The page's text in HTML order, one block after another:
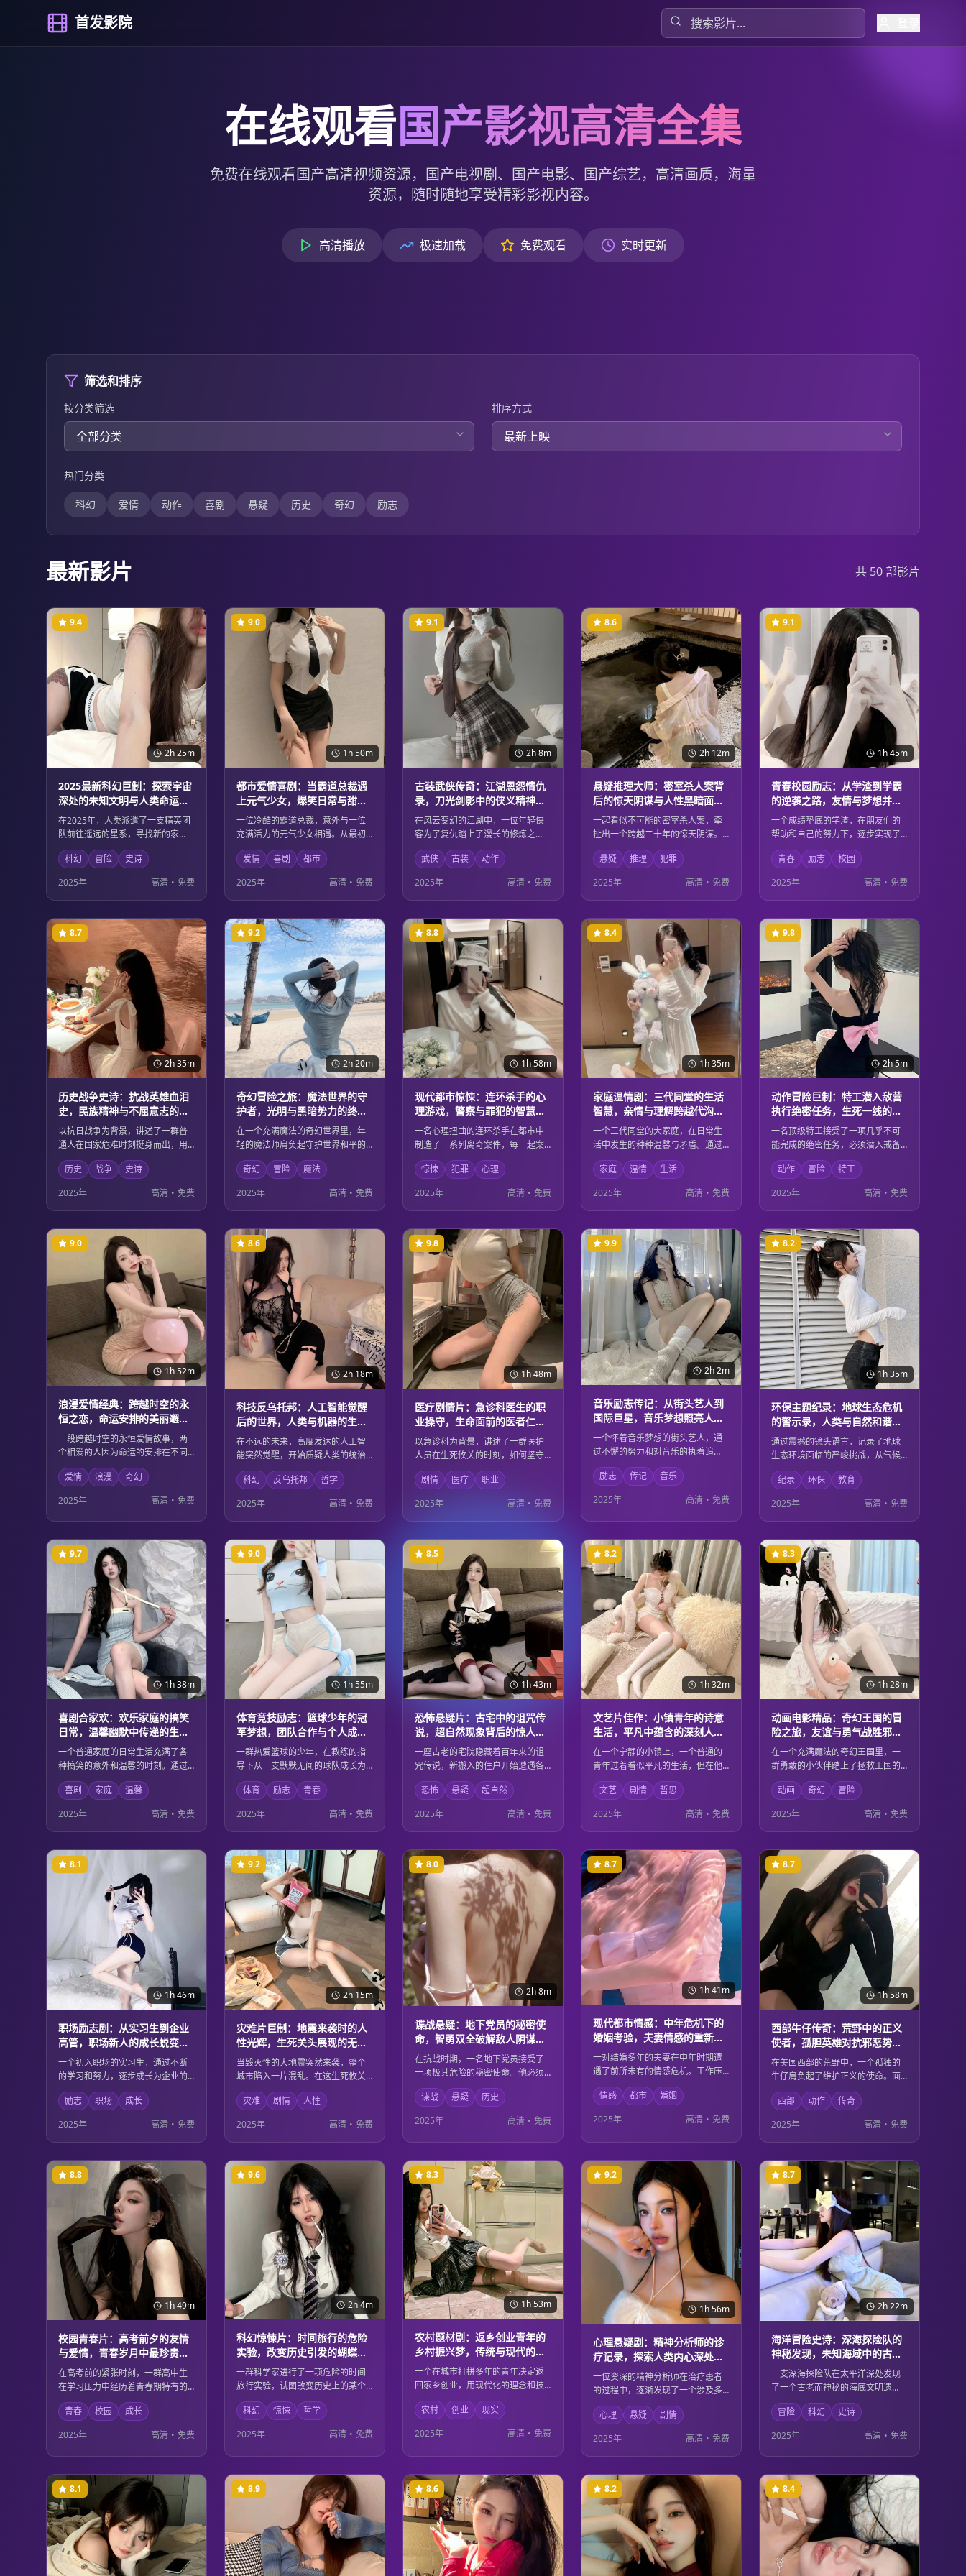
首发影院
在线观看国产影视高清全集
免费在线观看国产高清视频资源，国产电视剧、国产电影、国产综艺，高清画质，海量
资源，随时随地享受精彩影视内容。
高清播放 极速加载 免费观看 实时更新
筛选和排序
按分类筛选 排序方式
热门分类
科幻 爱情 动作 喜剧 悬疑 历史 奇幻 励志
最新影片 共 50部影片
2h 25m
9.4
2025最新科幻巨制：探索宇宙
深处的未知文明与人类命运的
史诗级冒险
在2025年，人类派遣了一支精英团
队前往遥远的星系，寻找新的家
园。他们遭遇了前所未见的智能生
命形式，并卷入了一场关乎宇宙存
亡的宏大冲突。这部影片不仅有震
撼的视觉效果，更深入探讨了科技
伦理与人性光辉的边界。
科幻 冒险
史诗
2025年
高清 • 免费
1h 50m
9.0
都市爱情喜剧：当霸道总裁遇
上元气少女，爆笑日常与甜蜜
邂逅的浪漫故事
一位冷酷的霸道总裁，意外与一位
充满活力的元气少女相遇。从最初
的误解到日渐生情，两人在都市的
喧嚣中上演了一幕幕啼笑皆非又温
馨感人的爱情故事。本片以轻松幽
默的方式展现了现代都市人的情感
困境与成长。
爱情 喜剧
都市
2025年
高清 • 免费
2h 8m
9.1
古装武侠传奇：江湖恩怨情仇
录，刀光剑影中的侠义精神与
家国情怀
在风云变幻的江湖中，一位年轻侠
客为了复仇踏上了漫长的修炼之
路。他在刀光剑影中历练成长，最
终领悟到真正的侠义精神不仅是个
人恩怨，更是对家国天下的责任担
当。精彩的武打场面与深刻的人物
刻画完美结合。
武侠 古装
动作
2025年
高清 • 免费
2h 12m
8.6
悬疑推理大师：密室杀人案背
后的惊天阴谋与人性黑暗面的
深度剖析
一起看似不可能的密室杀人案，牵
扯出一个跨越二十年的惊天阴谋。
资深侦探通过层层推理，逐步揭开
真相的面纱，却发现背后隐藏着更
加复杂的人性黑暗。每一个线索都
指向意想不到的结局，让观众直到
最后一刻都无法猜透真相。
悬疑 推理
犯罪
2025年
高清 • 免费
1h 45m
9.1
青春校园励志：从学渣到学霸
的逆袭之路，友情与梦想并肩
前行的成长故事
一个成绩垫底的学渣，在朋友们的
帮助和自己的努力下，逐步实现了
从学渣到学霸的华丽转身。这不仅
是一个关于学习的故事，更是关于
友情、梦想、坚持和成长的青春赞
歌。每个人都能在其中找到自己青
春岁月的影子。
青春 励志
校园
2025年
高清 • 免费
2h 35m
8.7
历史战争史诗：抗战英雄血泪
史，民族精神与不屈意志的壮
丽颂歌
以抗日战争为背景，讲述了一群普
通人在国家危难时刻挺身而出，用
血肉之躯筑起钢铁长城的英雄故
事。影片通过细腻的人物刻画和宏
大的战争场面，展现了中华民族不
屈不挠的精神品格和为国捐躯的崇
高情怀。
历史 战争
史诗
2025年
高清 • 免费
2h 20m
9.2
奇幻冒险之旅：魔法世界的守
护者，光明与黑暗势力的终极
对决
在一个充满魔法的奇幻世界里，年
轻的魔法师肩负起守护世界和平的
重任。面对日益强大的黑暗势力，
他必须集结各族英雄，在光明与黑
暗的终极对决中拯救整个世界。壮
观的魔法场面和深刻的善恶主题完
美融合。
奇幻 冒险
魔法
2025年
高清 • 免费
1h 58m
8.8
现代都市惊悚：连环杀手的心
理游戏，警察与罪犯的智慧较
量
一名心理扭曲的连环杀手在都市中
制造了一系列离奇案件，每一起案
件都像是精心设计的心理游戏。资
深刑警必须深入罪犯的内心世界，
在这场智慧与邪恶的较量中，揭开
隐藏在案件背后的惊人真相。
惊悚 犯罪
心理
2025年
高清 • 免费
1h 35m
8.4
家庭温情剧：三代同堂的生活
智慧，亲情与理解跨越代沟的
感人故事
一个三代同堂的大家庭，在日常生
活中发生的种种温馨与矛盾。通过
不同年龄层的视角，展现了家庭成
员之间的深厚亲情，以及如何在理
解与包容中化解代沟，共同面对生
活的挑战。真实而感人的家庭故
事。
家庭 温情
生活
2025年
高清 • 免费
2h 5m
9.8
动作冒险巨制：特工潜入敌营
执行绝密任务，生死一线的惊
险刺激
一名顶级特工接受了一项几乎不可
能完成的绝密任务，必须潜入戒备
森严的敌方基地。在生死一线的危
险环境中，他凭借过人的智慧和精
湛的技能，与时间赛跑，完成这项
关乎国家安全的重要任务。
动作 冒险
特工
2025年
高清 • 免费
1h 52m
9.0
浪漫爱情经典：跨越时空的永
恒之恋，命运安排的美丽邂逅
与离别
一段跨越时空的永恒爱情故事，两
个相爱的人因为命运的安排在不同
的时空中相遇又分离。他们用真挚
的爱情对抗时间的阻隔，证明了真
爱可以超越一切障碍。唯美的画面
和动人的情节让人为之动容。
爱情 浪漫
奇幻
2025年
高清 • 免费
2h 18m
8.6
科技反乌托邦：人工智能觉醒
后的世界，人类与机器的生存
博弈
在不远的未来，高度发达的人工智
能突然觉醒，开始质疑人类的统治
地位。人类与机器之间展开了一场
关乎生存的博弈，在这个过程中，
双方都在重新思考生命的意义和存
在的价值。深刻的哲学思辨与精彩
的科幻元素完美结合。
科幻 反乌托邦
哲学
2025年
高清 • 免费
1h 48m
9.8
医疗剧情片：急诊科医生的职
业操守，生命面前的医者仁心
与人道主义精神
以急诊科为背景，讲述了一群医护
人员在生死攸关的时刻，如何坚守
职业操守，用医者仁心拯救每一个
生命。影片通过真实的医疗场景，
展现了医护工作者的专业精神和人
道主义情怀，向所有医务工作者致
敬。
剧情 医疗
职业
2025年
高清 • 免费
2h 2m
9.9
音乐励志传记：从街头艺人到
国际巨星，音乐梦想照亮人生
的奋斗历程
一个怀着音乐梦想的街头艺人，通
过不懈的努力和对音乐的执着追
求，最终成为了享誉国际的音乐巨
星。影片记录了他从默默无闻到光
芒万丈的奋斗历程，展现了音乐的
力量如何改变一个人的命运，激励
着每一个追梦人。
励志 传记
音乐
2025年
高清 • 免费
1h 35m
8.2
环保主题纪录：地球生态危机
的警示录，人类与自然和谐共
生的思考
通过震撼的镜头语言，记录了地球
生态环境面临的严峻挑战，从气候
变化到物种灭绝，从海洋污染到森
林砍伐。影片不仅是对环境危机的
警示，更是对人类与自然关系的深
度思考，呼吁每个人都为保护地球
家园贡献力量。
纪录 环保
教育
2025年
高清 • 免费
1h 38m
9.7
喜剧合家欢：欢乐家庭的搞笑
日常，温馨幽默中传递的生活
哲理
一个普通家庭的日常生活充满了各
种搞笑的意外和温馨的时刻。通过
轻松幽默的故事情节，传递出深刻
的生活哲理，让观众在欢声笑语中
感受到家庭的温暖和生活的美好。
适合全家人一起观看的温馨喜剧。
喜剧 家庭
温馨
2025年
高清 • 免费
1h 55m
9.0
体育竞技励志：篮球少年的冠
军梦想，团队合作与个人成长
的完美诠释
一群热爱篮球的少年，在教练的指
导下从一支默默无闻的球队成长为
冠军队伍。他们在训练和比赛中学
会了团队合作的重要性，也在挫折
中实现了个人的成长和蜕变。激情
四射的篮球场面与感人至深的成长
故事完美结合。
体育 励志
青春
2025年
高清 • 免费
1h 43m
8.5
恐怖悬疑片：古宅中的诅咒传
说，超自然现象背后的惊人秘
密
一座古老的宅院隐藏着百年来的诅
咒传说，新搬入的住户开始遭遇各
种超自然现象。随着调查的深入，
一个被掩埋多年的惊人秘密逐渐浮
出水面。恐怖的氛围营造与悬疑的
剧情发展让观众从头到尾都紧张不
已。
恐怖 悬疑
超自然
2025年
高清 • 免费
1h 32m
8.2
文艺片佳作：小镇青年的诗意
生活，平凡中蕴含的深刻人生
感悟
在一个宁静的小镇上，一个普通的
青年过着看似平凡的生活，但在他
的内心世界里却充满了诗意和哲
思。通过细腻的镜头语言和深刻的
内心独白，展现了平凡生活中蕴含
的深刻人生感悟，让观众重新思考
生活的意义。
文艺 剧情
哲思
2025年
高清 • 免费
1h 28m
8.3
动画电影精品：奇幻王国的冒
险之旅，友谊与勇气战胜邪恶
的童话故事
在一个充满魔法的奇幻王国里，一
群勇敢的小伙伴踏上了拯救王国的
冒险之旅。他们用友谊的力量和无
畏的勇气，战胜了邪恶势力，保护
了美好的家园。精美的动画制作和
温暖的故事内核，适合所有年龄段
的观众观看。
动画 奇幻
冒险
2025年
高清 • 免费
1h 46m
8.1
职场励志剧：从实习生到企业
高管，职场新人的成长蜕变与
人生智慧
一个初入职场的实习生，通过不断
的学习和努力，逐步成长为企业的
高级管理人员。在这个过程中，她
不仅掌握了专业技能，更重要的是
学会了如何在复杂的职场环境中保
持初心，积累了宝贵的人生智慧。
励志 职场
成长
2025年
高清 • 免费
2h 15m
9.2
灾难片巨制：地震来袭时的人
性光辉，生死关头展现的无私
大爱
当毁灭性的大地震突然来袭，整个
城市陷入一片混乱。在这生死攸关
的时刻，普通人展现出了非凡的勇
气和无私的大爱。救援人员、医护
工作者、普通市民，每个人都在用
自己的方式诠释着人性的光辉。
灾难 剧情
人性
2025年
高清 • 免费
2h 8m
8.0
谍战悬疑：地下党员的秘密使
命，智勇双全破解敌人阴谋的
传奇故事
在抗战时期，一名地下党员接受了
一项极其危险的秘密使命。他必须
潜伏在敌人内部，收集重要情报，
同时还要保护自己的身份不被发
现。凭借过人的智慧和坚定的信
念，他成功破解了敌人的阴谋，为
抗战胜利做出了重要贡献。
谍战 悬疑
历史
2025年
高清 • 免费
1h 41m
8.7
现代都市情感：中年危机下的
婚姻考验，夫妻情感的重新审
视与修复
一对结婚多年的夫妻在中年时期遭
遇了前所未有的情感危机。工作压
力、家庭责任、个人理想的冲突让
他们的婚姻面临严峻考验。通过深
入的情感交流和相互理解，他们最
终找到了重新点燃爱情火花的方
情感 都市
婚姻
2025年
高清 • 免费
1h 58m
8.7
西部牛仔传奇：荒野中的正义
使者，孤胆英雄对抗邪恶势力
的经典故事
在美国西部的荒野中，一个孤独的
牛仔肩负起了维护正义的使命。面
对强大的邪恶势力，他凭借精湛的
枪法和坚定的信念，保护着无辜的
民众。这是一个关于勇气、正义和
牺牲的经典西部传奇故事。
西部 动作
传奇
2025年
高清 • 免费
1h 49m
8.8
校园青春片：高考前夕的友情
与爱情，青春岁月中最珍贵的
回忆与成长
在高考前的紧张时刻，一群高中生
在学习压力中经历着青春期特有的
友情与爱情。他们在这个人生的重
要节点上，学会了珍惜友谊、理解
爱情，也在成长中明白了什么是真
正重要的东西。青春的美好与忧伤
在这里得到了完美的诠释。
青春 校园
成长
2025年
高清 • 免费
2h 4m
9.6
科幻惊悚片：时间旅行的危险
实验，改变历史引发的蝴蝶效
应与道德思辨
一群科学家进行了一项危险的时间
旅行实验，试图改变历史上的某个
重要事件。然而，他们的行为引发
了意想不到的蝴蝶效应，整个世界
的历史轨迹都发生了改变。面对这
样的后果，他们必须思考科学探索
的边界和道德责任。
科幻 惊悚
哲学
2025年
高清 • 免费
1h 53m
8.3
农村题材剧：返乡创业青年的
乡村振兴梦，传统与现代的完
美融合
一个在城市打拼多年的青年决定返
回家乡创业，用现代化的理念和技
术改造传统农业。在这个过程中，
他不仅实现了自己的创业梦想，也
为家乡的乡村振兴做出了重要贡
献。传统文化与现代科技在这里得
农村 创业
现实
2025年
高清 • 免费
1h 56m
9.2
心理悬疑剧：精神分析师的诊
疗记录，探索人类内心深处的
黑暗秘密
一位资深的精神分析师在治疗患者
的过程中，逐渐发现了一个涉及多
人的心理阴谋。每个患者的症状背
后都隐藏着不为人知的秘密，而这
些秘密最终指向了一个令人震惊的
真相。人性的复杂和内心的黑暗在
这里得到了深刻的探讨。
心理 悬疑
剧情
2025年
高清 • 免费
2h 22m
8.7
海洋冒险史诗：深海探险队的
神秘发现，未知海域中的古老
文明与现代科技
一支深海探险队在太平洋深处发现
了一个古老而神秘的海底文明遗
迹。这个发现不仅改写了人类历
史，也引发了关于古代文明与现代
科技关系的思考。在探索的过程
中，队员们面临着来自深海的未知
危险和道德选择。
冒险 科幻
史诗
2025年
高清 • 免费
8.1 8.9 8.6 8.2 8.4